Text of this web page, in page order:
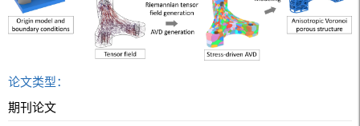
论文类型：
期刊论文